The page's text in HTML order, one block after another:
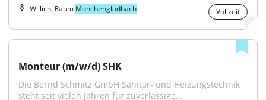
Willich, Raum Mönchengladbach Vollzeit
Monteur (m/w/d) SHK
Die Bernd Schmitz GmbH Sanitär‑ und Heizungstechnik
steht seit vielen Jahren für zuverlässige...